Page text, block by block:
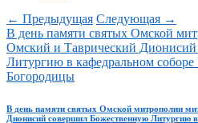
← Предыдущая Следующая →
В день памяти святых Омской
Омский и Таврический
Литургию в кафедральном соборе
Богородицы
В день памяти святых Омской митрополии
Дионисий совершил Божественную Литургию